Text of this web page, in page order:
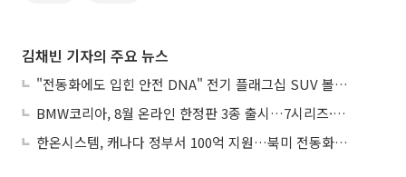
김채빈 기자의 주요 뉴스
"전동화에도 입힌 안전 DNA" 전기 플래그십 SUV 볼보 'EX90'
BMW코리아, 8월 온라인 한정판 3종 출시…7시리즈·X7·M340i 투어링
한온시스템, 캐나다 정부서 100억 지원…북미 전동화 시장 가속